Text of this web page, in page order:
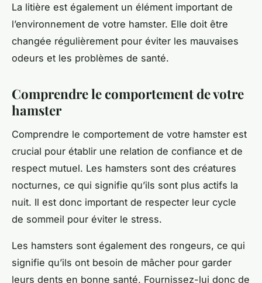
La litière est également un élément important de
l’environnement de votre hamster. Elle doit être
changée régulièrement pour éviter les mauvaises
odeurs et les problèmes de santé.
Comprendre le comportement de votre
hamster
Comprendre le comportement de votre hamster est
crucial pour établir une relation de confiance et de
respect mutuel. Les hamsters sont des créatures
nocturnes, ce qui signifie qu’ils sont plus actifs la
nuit. Il est donc important de respecter leur cycle
de sommeil pour éviter le stress.
Les hamsters sont également des rongeurs, ce qui
signifie qu’ils ont besoin de mâcher pour garder
leurs dents en bonne santé. Fournissez-lui donc de